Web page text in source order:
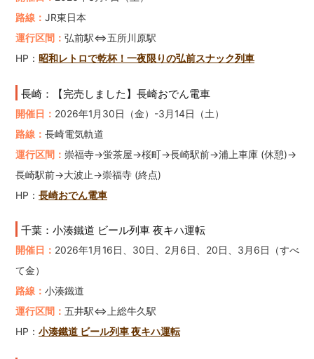
路線： JR東日本
運行区間： 弘前駅⇔五所川原駅
HP： 昭和レトロで乾杯！一夜限りの弘前スナック列車
長崎：【完売しました】長崎おでん電車
開催日： 2026年1月30日（金）-3月14日（土）
路線： 長崎電気軌道
運行区間： 崇福寺→蛍茶屋→桜町→長崎駅前→浦上車庫 (休憩)→
長崎駅前→大波止→崇福寺 (終点)
HP： 長崎おでん電車
千葉：小湊鐵道 ビール列車 夜キハ運転
開催日： 2026年1月16日、30日、2月6日、20日、3月6日（すべ
て金）
路線： 小湊鐵道
運行区間： 五井駅⇔上総牛久駅
HP： 小湊鐵道 ビール列車 夜キハ運転